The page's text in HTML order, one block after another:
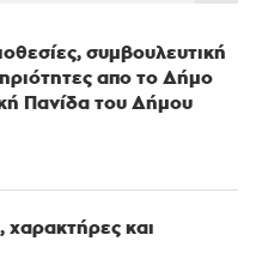
συμβουλευτική
απο το Δήμο
Πανίδα του Δήμου
χαρακτήρες και